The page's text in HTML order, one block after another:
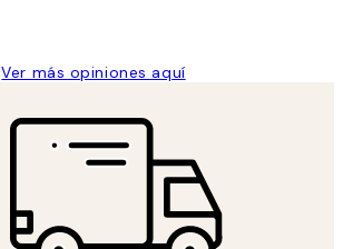
Ver más opiniones aquí